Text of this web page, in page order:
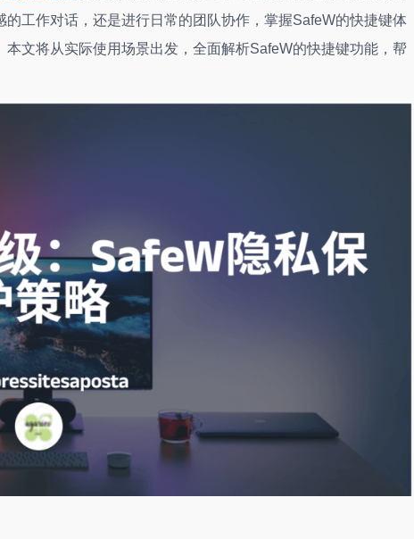
工作对话，还是进行日常的团队协作，掌握SafeW的快捷键体
文将从实际使用场景出发，全面解析SafeW的快捷键功能，帮